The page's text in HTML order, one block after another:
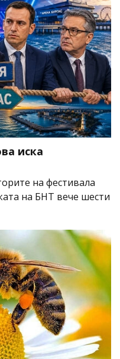
иска
на фестивала
на БНТ вече шести